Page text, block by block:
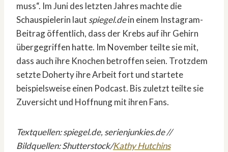
muss“. Im Juni des letzten Jahres machte die
Schauspielerin laut spiegel.dein einem Instagram-
Beitrag öffentlich, dass der Krebs auf ihr Gehirn
übergegriffen hatte. Im November teilte sie mit,
dass auch ihre Knochen betroffen seien. Trotzdem
setzte Doherty ihre Arbeit fort und startete
beispielsweise einen Podcast. Bis zuletzt teilte sie
Zuversicht und Hoffnung mit ihren Fans.
Textquellen: spiegel.de, serienjunkies.de //
Bildquellen: Shutterstock/Kathy Hutchins